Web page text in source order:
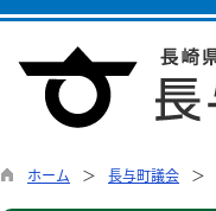
ホーム 長与町議会